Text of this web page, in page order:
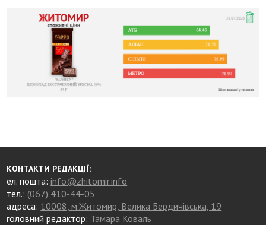
КОНТАКТИ РЕДАКЦІЇ:
ел. пошта:info@zhitomir.info
тел.: (067) 410-44-05
адреса: 10008, м.Житомир, Велика Бердичівська, 19
головний редактор: Тамара Коваль